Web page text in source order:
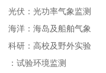
光伏：光功率气象监测
海洋：海岛及船舶气象
科研：高校及野外实验
：试验环境监测